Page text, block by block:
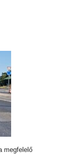
megfelelő